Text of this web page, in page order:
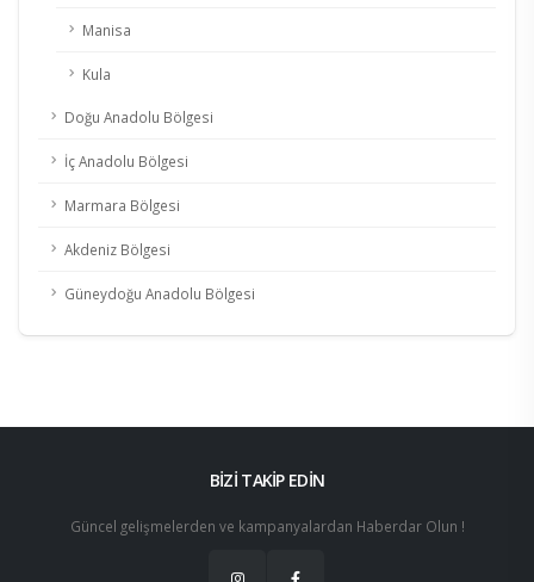
Manisa
Kula
Doğu Anadolu Bölgesi
İç Anadolu Bölgesi
Marmara Bölgesi
Akdeniz Bölgesi
Güneydoğu Anadolu Bölgesi
BİZİ TAKİP EDİN
Güncel gelişmelerden ve kampanyalardan Haberdar Olun !